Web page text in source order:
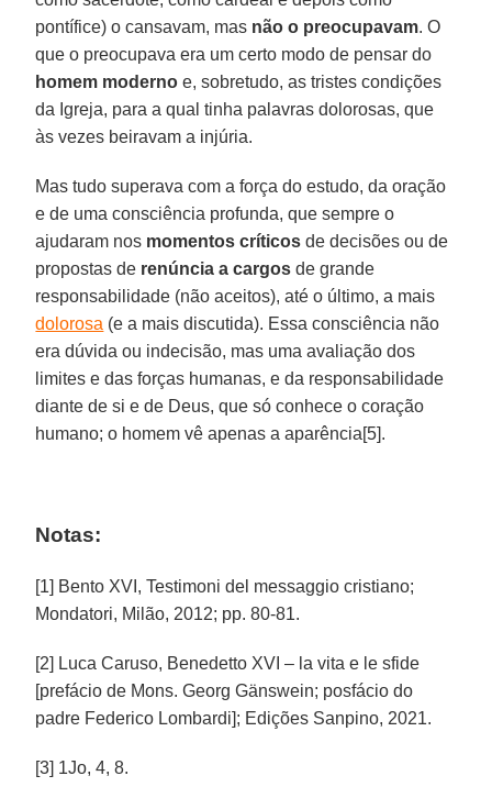
pontífice) o cansavam, mas não o preocupavam. O
que o preocupava era um certo modo de pensar do
homem moderno e, sobretudo, as tristes condições
da Igreja, para a qual tinha palavras dolorosas, que
às vezes beiravam a injúria.
Mas tudo superava com a força do estudo, da oração
e de uma consciência profunda, que sempre o
ajudaram nos momentos críticos de decisões ou de
propostas de renúncia a cargos de grande
responsabilidade (não aceitos), até o último, a mais
dolorosa (e a mais discutida). Essa consciência não
era dúvida ou indecisão, mas uma avaliação dos
limites e das forças humanas, e da responsabilidade
diante de si e de Deus, que só conhece o coração
humano; o homem vê apenas a aparência[5].
Notas:
[1] Bento XVI, Testimoni del messaggio cristiano;
Mondatori, Milão, 2012; pp. 80-81.
[2] Luca Caruso, Benedetto XVI – la vita e le sfide
[prefácio de Mons. Georg Gänswein; posfácio do
padre Federico Lombardi]; Edições Sanpino, 2021.
[3] 1Jo, 4, 8.